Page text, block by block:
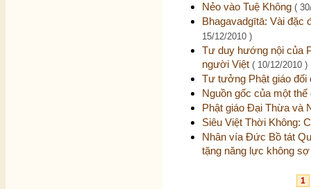
Nẻo vào Tuệ Không (
Bhagavadgītā: Vài đặc
15/12/2010 )
Tư duy hướng nội của
người Việt ( 10/12/2010 )
Tư tưởng Phật giáo
Nguồn gốc của một
Phật giáo Đại Thừa và
Siêu Việt Thời Không:
Nhân vía Đức Bồ tát
tặng năng lực không
1